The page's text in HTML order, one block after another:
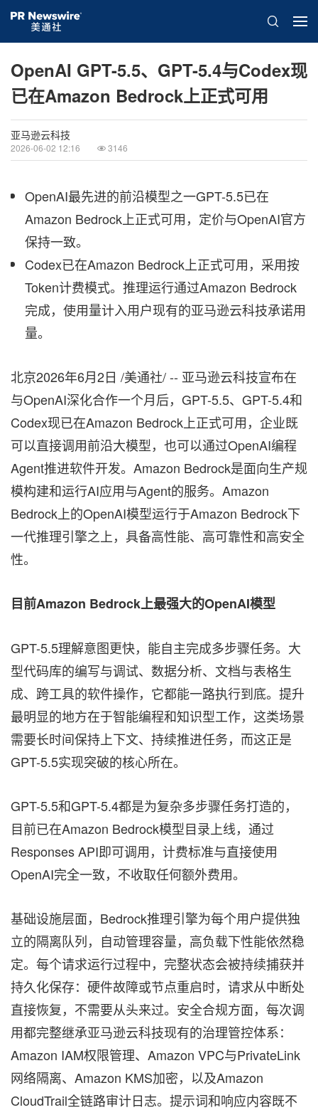
OpenAI GPT-5.5、GPT-5.4与Codex现
已在Amazon Bedrock上正式可用
亚马逊云科技
2026-06-02 12:16 3146
OpenAI最先进的前沿模型之一GPT-5.5已在
Amazon Bedrock上正式可用，定价与OpenAI官方
保持一致。
Codex已在Amazon Bedrock上正式可用，采用按
Token计费模式。推理运行通过Amazon Bedrock
完成，使用量计入用户现有的亚马逊云科技承诺用
量。
北京2026年6月2日 /美通社/ -- 亚马逊云科技宣布在
与OpenAI深化合作一个月后，GPT-5.5、GPT-5.4和
Codex现已在Amazon Bedrock上正式可用，企业既
可以直接调用前沿大模型，也可以通过OpenAI编程
Agent推进软件开发。Amazon Bedrock是面向生产规
模构建和运行AI应用与Agent的服务。Amazon
Bedrock上的OpenAI模型运行于Amazon Bedrock下
一代推理引擎之上，具备高性能、高可靠性和高安全
性。
目前Amazon Bedrock上最强大的OpenAI模型
GPT-5.5理解意图更快，能自主完成多步骤任务。大
型代码库的编写与调试、数据分析、文档与表格生
成、跨工具的软件操作，它都能一路执行到底。提升
最明显的地方在于智能编程和知识型工作，这类场景
需要长时间保持上下文、持续推进任务，而这正是
GPT-5.5实现突破的核心所在。
GPT-5.5和GPT-5.4都是为复杂多步骤任务打造的，
目前已在Amazon Bedrock模型目录上线，通过
Responses API即可调用，计费标准与直接使用
OpenAI完全一致，不收取任何额外费用。
基础设施层面，Bedrock推理引擎为每个用户提供独
立的隔离队列，自动管理容量，高负载下性能依然稳
定。每个请求运行过程中，完整状态会被持续捕获并
持久化保存：硬件故障或节点重启时，请求从中断处
直接恢复，不需要从头来过。安全合规方面，每次调
用都完整继承亚马逊云科技现有的治理管控体系：
Amazon IAM权限管理、Amazon VPC与PrivateLink
网络隔离、Amazon KMS加密，以及Amazon
CloudTrail全链路审计日志。提示词和响应内容既不